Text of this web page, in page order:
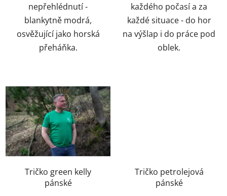
nepřehlédnutí -
blankytně modrá,
osvěžující jako horská
přeháňka.
každého počasí a za
každé situace - do hor
na výšlap i do práce pod
oblek.
Tričko green kelly
pánské
Tričko petrolejová
pánské